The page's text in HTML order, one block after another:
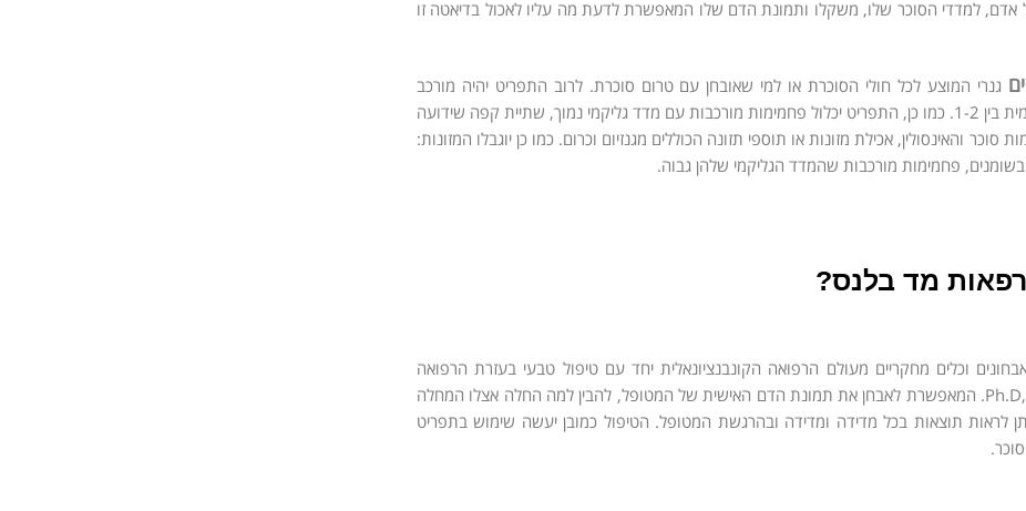
אדם, למדדי הסוכר שלו, משקלו ותמונת הדם שלו המאפשרת לדעת מה עליו לאכול בדיאטה זו
גנרי המוצע לכל חולי הסוכרת או למי שאובחן עם טרום סוכרת. לרוב התפריט יהיה מורכב
מאכילה כל 3-4 שעות, אכילה מוגברת של ירקות ואכילה של מנת פירות יומית בין 1-2. כמו כן, התפריט יכלול פחמימות מורכבות עם מדד גליקמי נמוך, שתיית קפה שידועה
והאינסולין, אכילת מזונות או תוספי תזונה הכוללים מגנזיום וכרום. כמו כן יוגבלו המזונות:
פחמימות מורכבות שהמדד הגליקמי שלהן גבוה.
מד בלנס?
וכלים מחקריים מעולם הרפואה הקונבנציונאלית יחד עם טיפול טבעי בעזרת הרפואה
Ph.D, N.D. המאפשרת לאבחן את תמונת הדם האישית של המטופל, להבין למה החלה אצלו המחלה
90% הצלחה באיזון המדדים וניתן לראות תוצאות בכל מדידה ומדידה ובהרגשת המטופל. הטיפול כמובן יעשה שימוש בתפריט